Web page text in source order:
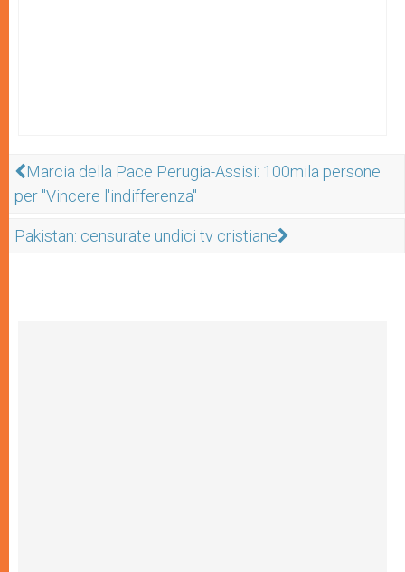
Marcia della Pace Perugia-Assisi: 100mila persone
per "Vincere l'indifferenza"
Pakistan: censurate undici tv cristiane